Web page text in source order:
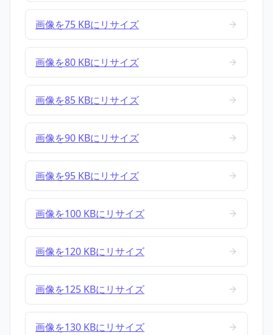
画像を75 KBにリサイズ
画像を80 KBにリサイズ
画像を85 KBにリサイズ
画像を90 KBにリサイズ
画像を95 KBにリサイズ
画像を100 KBにリサイズ
画像を120 KBにリサイズ
画像を125 KBにリサイズ
画像を130 KBにリサイズ